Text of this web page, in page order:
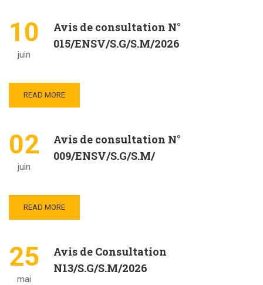
10
juin
Avis de consultation N°
015/ENSV/S.G/S.M/2026
READ MORE
02
juin
Avis de consultation N°
009/ENSV/S.G/S.M/
READ MORE
25
mai
Avis de Consultation
N13/S.G/S.M/2026